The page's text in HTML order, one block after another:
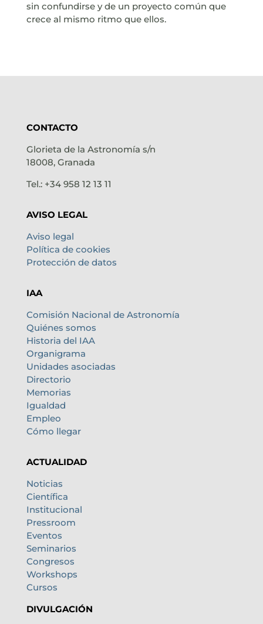
sin confundirse y de un proyecto común que
crece al mismo ritmo que ellos.
CONTACTO
Glorieta de la Astronomía s/n
18008, Granada
Tel.: +34 958 12 13 11
AVISO LEGAL
Aviso legal
Política de cookies
Protección de datos
IAA
Comisión Nacional de Astronomía
Quiénes somos
Historia del IAA
Organigrama
Unidades asociadas
Directorio
Memorias
Igualdad
Empleo
Cómo llegar
ACTUALIDAD
Noticias
Científica
Institucional
Pressroom
Eventos
Seminarios
Congresos
Workshops
Cursos
DIVULGACIÓN